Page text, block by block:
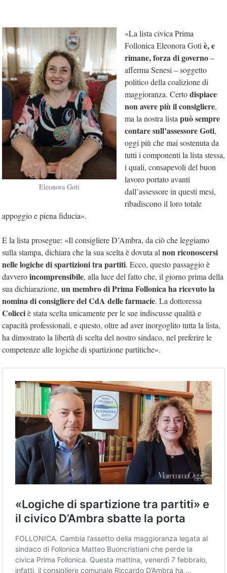
Eleonora Goti
«La lista civica Prima
Follonica Eleonora Goti è, e
rimane, forza di governo–
afferma Senesi – soggetto
politico della coalizione di
maggioranza. Certodispiace
non avere più il consigliere,
ma la nostra lista può sempre
contare sull’assessore Goti,
oggi più che mai sostenuta da
tutti i componenti la lista stessa,
i quali, consapevoli del buon
lavoro portato avanti
dall’assessore in questi mesi,
ribadiscono il loro totale
appoggio e piena fiducia».
E la lista prosegue: «Il consigliere D’Ambra, da ciò che leggiamo
sulla stampa, dichiara che la sua scelta è dovuta al non riconoscersi
nelle logiche di spartizioni tra partiti. Ecco, questo passaggio è
davveroincomprensibile, alla luce del fatto che, il giorno prima della
sua dichiarazione, un membro di Prima Follonica ha ricevuto la
nomina di consigliere del CdA delle farmacie. La dottoressa
Colicciè stata scelta unicamente per le sue indiscusse qualità e
capacità professionali, e questo, oltre ad aver inorgoglito tutta la lista,
ha dimostrato la libertà di scelta del nostro sindaco, nel preferire le
competenze alle logiche di spartizione partitiche».